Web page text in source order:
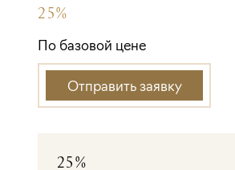
25%
По базовой цене
Отправить заявку
25%